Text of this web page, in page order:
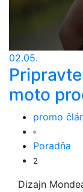
02.05.
moto
promo
Poradňa
2
Dizajn